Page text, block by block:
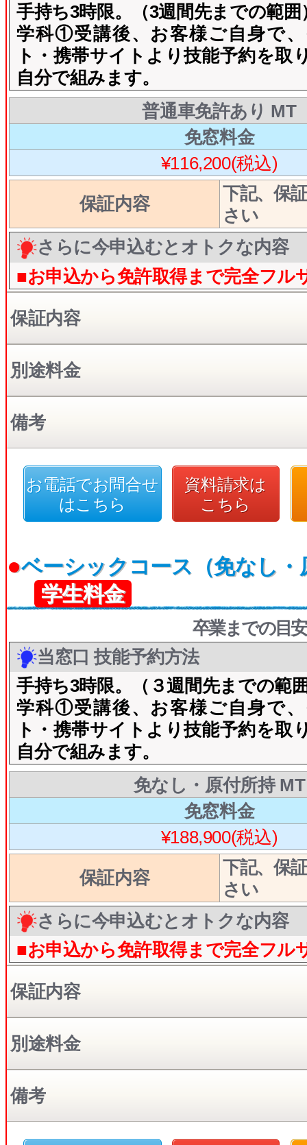
手持ち3時限。（3週間先までの範囲
学科①受講後、お客様ご自身で
ト・携帯サイトより技能予約を取
自分で組みます。
普通車免許あり MT
免窓料金
¥116,200(税込)
保証内容
下記、保
さい
さらに今申込むとオトクな内容
■お申込から免許取得まで完全フル
保証内容
別途料金
備考
お電話でお問合せ
はこちら
資料請求は
こちら
●ベーシックコース（免なし・
学生料金
卒業までの目
当窓口 技能予約方法
手持ち3時限。（３週間先までの範
学科①受講後、お客様ご自身で
ト・携帯サイトより技能予約を取
自分で組みます。
免なし・原付所持 MT
免窓料金
¥188,900(税込)
保証内容
下記、保
さい
さらに今申込むとオトクな内容
■お申込から免許取得まで完全フル
保証内容
別途料金
備考